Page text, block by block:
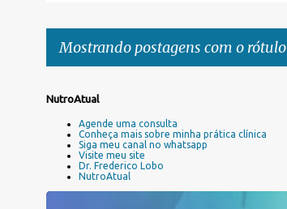
Mostrando postagens com o rótulo
P
NutroAtual
Agende uma consulta
Conheça mais sobre minha prática clínica
Siga meu canal no whatsapp
Visite meu site
Dr. Frederico Lobo
NutroAtual